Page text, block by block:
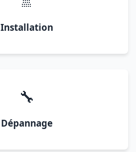
Installation
🔧
Dépannage